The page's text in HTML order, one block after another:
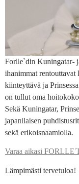
Forlle`din Kuningatar-
ihanimmat rentouttavat
kiinteyttävä ja
on tullut oma
Sekä Kuningatar,
japanilaisen
sekä erikoisnaamiolla.
Varaa aikasi
Lämpimästi tervetuloa!